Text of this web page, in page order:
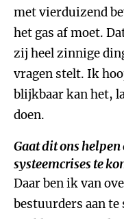
met vierduizend
het gas af moet.
zij heel zinnige
vragen stelt. Ik
blijkbaar kan het,
doen.
Gaat dit ons
systeemcrises te
Daar ben ik van
bestuurders aan te